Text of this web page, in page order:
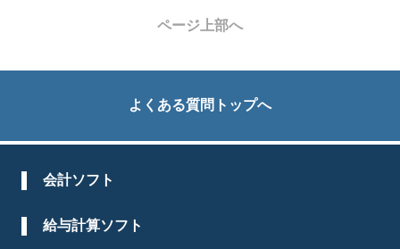
ページ上部へ
よくある質問トップへ
会計ソフト
給与計算ソフト